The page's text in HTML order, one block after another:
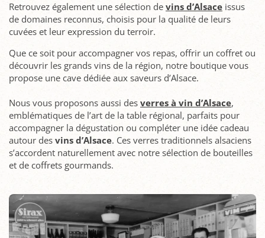
Retrouvez également une sélection de vins d’Alsace issus
de domaines reconnus, choisis pour la qualité de leurs
cuvées et leur expression du terroir.
Que ce soit pour accompagner vos repas, offrir un coffret ou
découvrir les grands vins de la région, notre boutique vous
propose une cave dédiée aux saveurs d’Alsace.
Nous vous proposons aussi des verres à vin d’Alsace,
emblématiques de l’art de la table régional, parfaits pour
accompagner la dégustation ou compléter une idée cadeau
autour des vins d’Alsace. Ces verres traditionnels alsaciens
s’accordent naturellement avec notre sélection de bouteilles
et de coffrets gourmands.